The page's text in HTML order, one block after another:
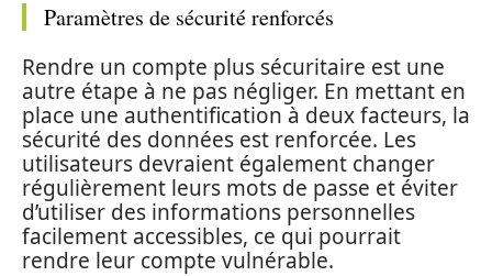
Paramètres de sécurité renforcés
Rendre un compte plus sécuritaire est une
autre étape à ne pas négliger. En mettant en
place une authentification à deux facteurs, la
sécurité des données est renforcée. Les
utilisateurs devraient également changer
régulièrement leurs mots de passe et éviter
d’utiliser des informations personnelles
facilement accessibles, ce qui pourrait
rendre leur compte vulnérable.